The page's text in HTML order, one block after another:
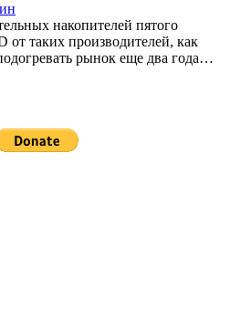
накопителей пятого
от таких производителей, как
рынок еще два года…